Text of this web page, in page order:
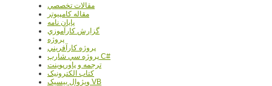
مقالات تخصصي
مقاله کامپیوتر
پایان نامه
گزارش کارآموزي
پروژه
پروژه کارآفريني
پروژه سي شارپ C#
ترجمه و پاورپوينت
کتاب الکترونيک
ويژوال بيسيک VB